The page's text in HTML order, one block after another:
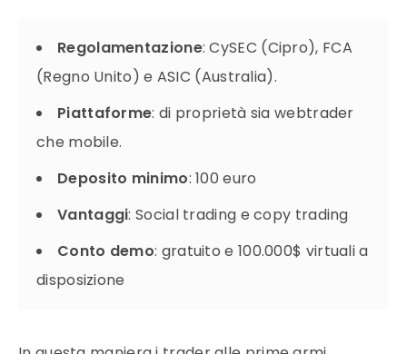
Regolamentazione: CySEC (Cipro), FCA
(Regno Unito) e ASIC (Australia).
Piattaforme: di proprietà sia webtrader
che mobile.
Deposito minimo: 100 euro
Vantaggi: Social trading e copy trading
Conto demo: gratuito e 100.000$ virtuali a
disposizione